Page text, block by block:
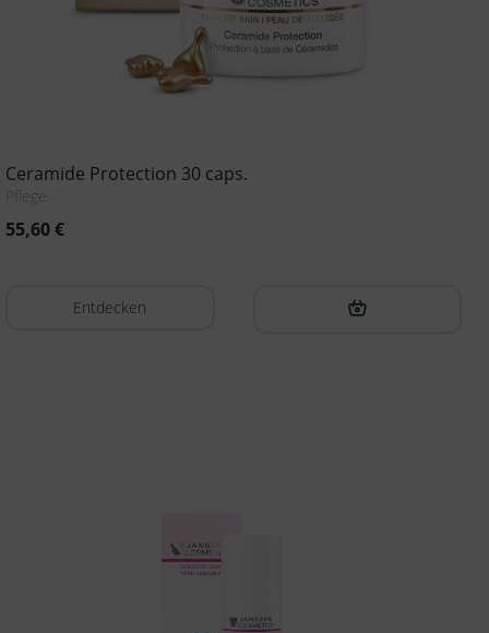
Ceramide Protection 30 caps.
Pflege
55,60€
Entdecken